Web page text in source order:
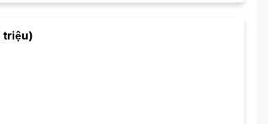
triệu)